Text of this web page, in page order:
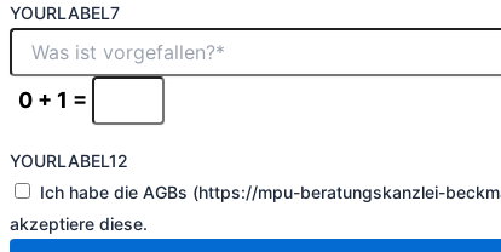
YOURLABEL7
0 + 1 =
YOURLABEL12
Ich habe die AGBs (https://mpu-beratungskanzlei-
akzeptiere diese.